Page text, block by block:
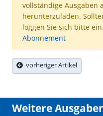
vollständige Ausgaben
herunterzuladen.
loggen Sie sich bitte ein.
Abonnement
vorheriger Artikel
Weitere